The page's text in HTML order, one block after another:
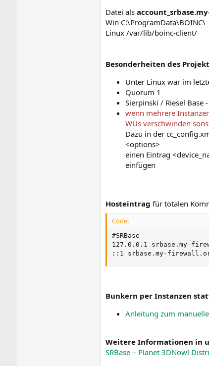
Datei als
Win C:\ProgramData\BOINC\
Linux /var/lib/boinc-client/
Besonderheiten des
Unter Linux war im
Quorum 1
Sierpinski / Riesel Base
wenn mehrere
WUs verschwinden
Dazu in der
<options>
einen Eintrag
einfügen
Hosteintrag für totalen
Code:
#SRBase
127.0.0.1 srbase.my-
::1 srbase.my-
Bunkern per Instanzen
Anleitung zum
Weitere Informationen in
SRBase – Planet 3DNow!